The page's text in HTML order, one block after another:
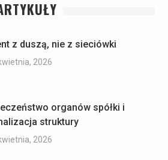
z duszą, nie z sieciówki
2026
organów spółki i
struktury
2026